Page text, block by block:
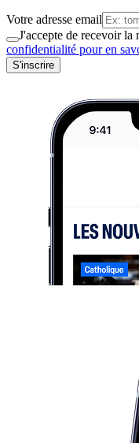
Votre adresse email
J'accepte de recevoir la
confidentialité pour en
S'inscrire